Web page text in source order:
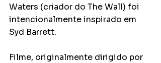
Waters (criador do The Wall) foi
intencionalmente inspirado em
Syd Barrett.
Filme, originalmente dirigido por